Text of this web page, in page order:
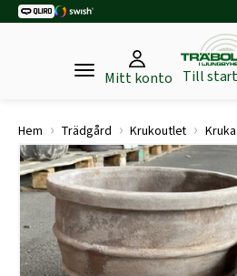
Mitt konto Till
Hem › Trädgård › Krukoutlet ›